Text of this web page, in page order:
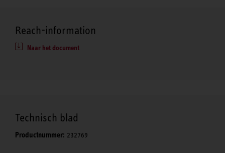
Reach-information
Naar het document
Technisch blad
Productnummer: 232769